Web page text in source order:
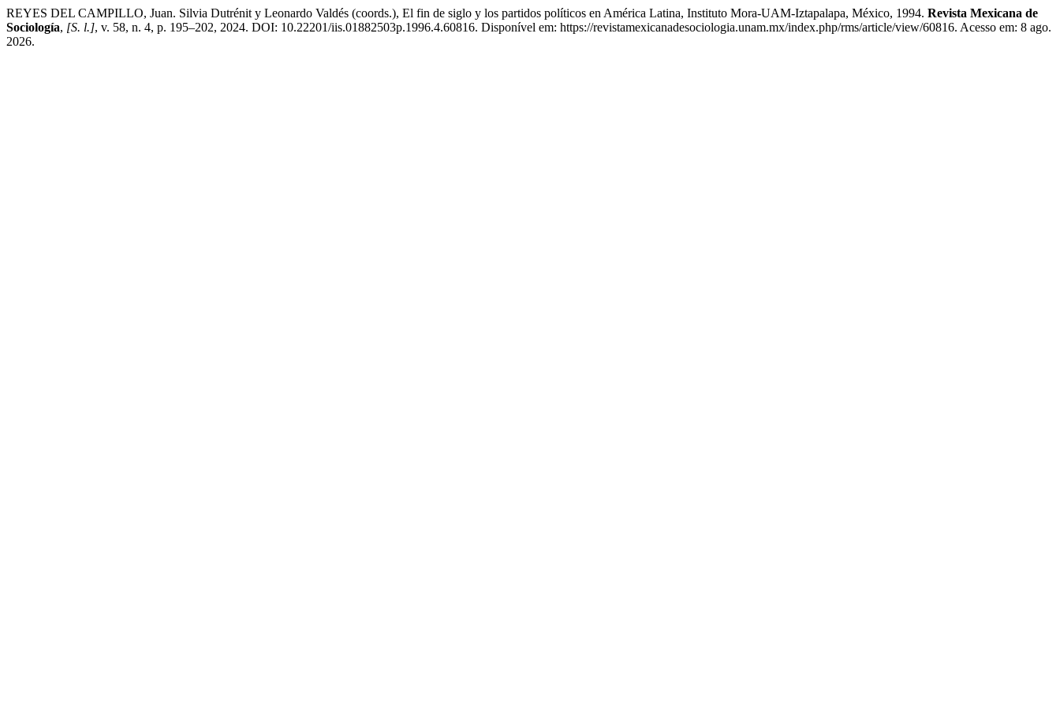
REYES DEL CAMPILLO, Juan. Silvia Dutrénit y Leonardo Valdés (coords.), El fin de siglo y los partidos políticos en América Latina, Instituto Mora-UAM-Iztapalapa, México, 1994. Revista Mexicana de
Sociología, [S. l.], v. 58, n. 4, p. 195–202, 2024. DOI: 10.22201/iis.01882503p.1996.4.60816. Disponível em: https://revistamexicanadesociologia.unam.mx/index.php/rms/article/view/60816. Acesso em: 8 ago.
2026.